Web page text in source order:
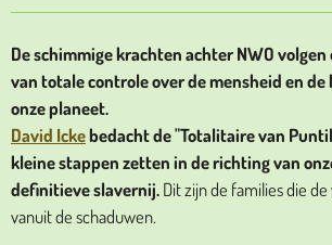
De schimmige krachten achter NWO volgen
van totale controle over de mensheid en
onze planeet.
David Ickebedacht de "Totalitaire van
kleine stappen zetten in de richting van
definitieve slavernij.Dit zijn de families die
vanuit de schaduwen.